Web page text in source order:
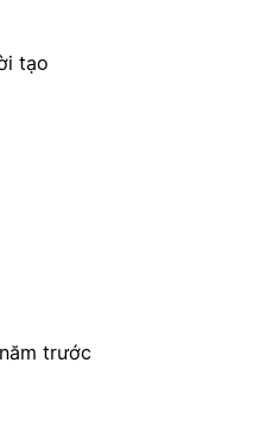
tạo
trước